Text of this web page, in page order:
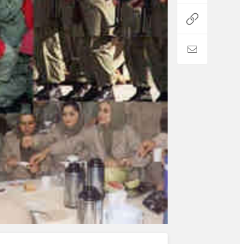
*فرهنگی
ایثار و شهادت
دفاع مقدس
*جهان
بین الملل
آسیای غربی
آمریکا و اروپا